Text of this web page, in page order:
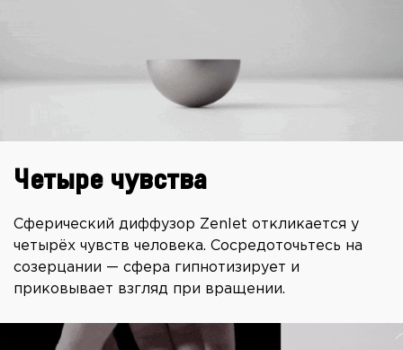
Четыре чувства
Сферический диффузор Zenlet откликается у
четырёх чувств человека. Сосредоточьтесь на
созерцании — сфера гипнотизирует и
приковывает взгляд при вращении.